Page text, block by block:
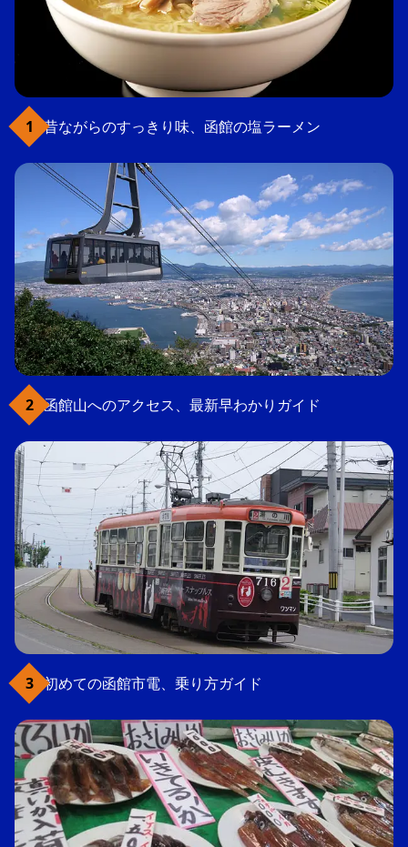
昔ながらのすっきり味、函館の塩ラーメン
函館山へのアクセス、最新早わかりガイド
初めての函館市電、乗り方ガイド